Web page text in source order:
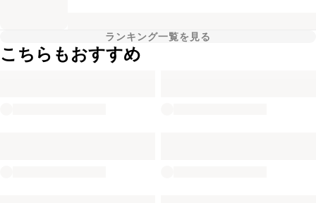
ランキング一覧を見る
こちらもおすすめ